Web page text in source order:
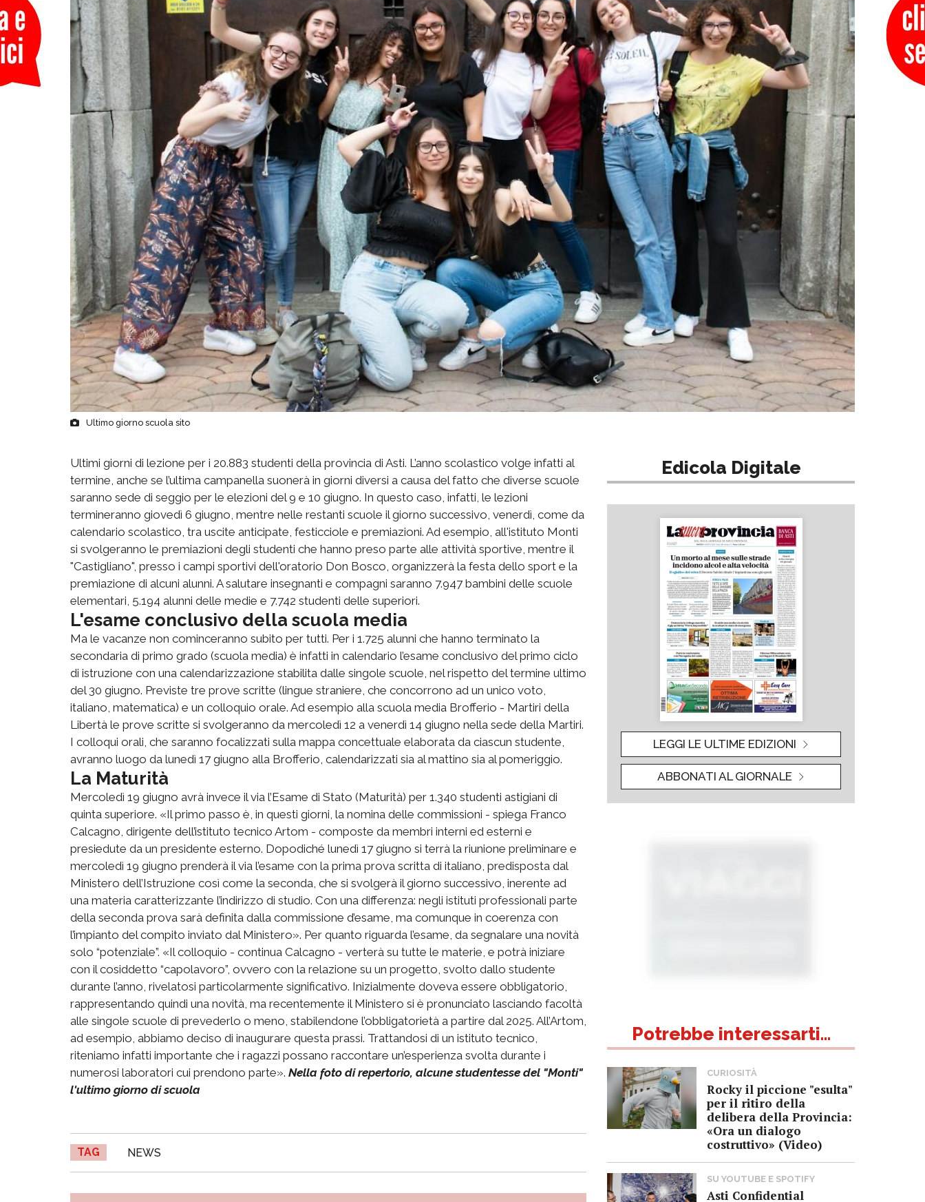
Ultimo giorno scuola sito
Ultimi giorni di lezione per i 20.883 studenti della provincia di Asti. L’anno scolastico volge infatti al
termine, anche se l’ultima campanella suonerà in giorni diversi a causa del fatto che diverse scuole
saranno sede di seggio per le elezioni del 9 e 10 giugno. In questo caso, infatti, le lezioni
termineranno giovedì 6 giugno, mentre nelle restanti scuole il giorno successivo, venerdì, come da
calendario scolastico, tra uscite anticipate, festicciole e premiazioni. Ad esempio, all'istituto Monti
si svolgeranno le premiazioni degli studenti che hanno preso parte alle attività sportive, mentre il
"Castigliano", presso i campi sportivi dell'oratorio Don Bosco, organizzerà la festa dello sport e la
premiazione di alcuni alunni. A salutare insegnanti e compagni saranno 7.947 bambini delle scuole
elementari, 5.194 alunni delle medie e 7.742 studenti delle superiori.
L'esame conclusivo della scuola media
Ma le vacanze non cominceranno subito per tutti. Per i 1.725 alunni che hanno terminato la
secondaria di primo grado (scuola media) è infatti in calendario l’esame conclusivo del primo ciclo
di istruzione con una calendarizzazione stabilita dalle singole scuole, nel rispetto del termine ultimo
del 30 giugno. Previste tre prove scritte (lingue straniere, che concorrono ad un unico voto,
italiano, matematica) e un colloquio orale. Ad esempio alla scuola media Brofferio - Martiri della
Libertà le prove scritte si svolgeranno da mercoledì 12 a venerdì 14 giugno nella sede della Martiri.
I colloqui orali, che saranno focalizzati sulla mappa concettuale elaborata da ciascun studente,
avranno luogo da lunedì 17 giugno alla Brofferio, calendarizzati sia al mattino sia al pomeriggio.
La Maturità
Mercoledì 19 giugno avrà invece il via l’Esame di Stato (Maturità) per 1.340 studenti astigiani di
quinta superiore. «Il primo passo è, in questi giorni, la nomina delle commissioni - spiega Franco
Calcagno, dirigente dell’istituto tecnico Artom - composte da membri interni ed esterni e
presiedute da un presidente esterno. Dopodiché lunedì 17 giugno si terrà la riunione preliminare e
mercoledì 19 giugno prenderà il via l’esame con la prima prova scritta di italiano, predisposta dal
Ministero dell’Istruzione così come la seconda, che si svolgerà il giorno successivo, inerente ad
una materia caratterizzante l’indirizzo di studio. Con una differenza: negli istituti professionali parte
della seconda prova sarà definita dalla commissione d’esame, ma comunque in coerenza con
l’impianto del compito inviato dal Ministero». Per quanto riguarda l’esame, da segnalare una novità
solo “potenziale”. «Il colloquio - continua Calcagno - verterà su tutte le materie, e potrà iniziare
con il cosiddetto “capolavoro”, ovvero con la relazione su un progetto, svolto dallo studente
durante l’anno, rivelatosi particolarmente significativo. Inizialmente doveva essere obbligatorio,
rappresentando quindi una novità, ma recentemente il Ministero si è pronunciato lasciando facoltà
alle singole scuole di prevederlo o meno, stabilendone l’obbligatorietà a partire dal 2025. All’Artom,
ad esempio, abbiamo deciso di inaugurare questa prassi. Trattandosi di un istituto tecnico,
riteniamo infatti importante che i ragazzi possano raccontare un’esperienza svolta durante i
numerosi laboratori cui prendono parte». Nella foto di repertorio, alcune studentesse del "Monti"
l'ultimo giorno di scuola
TAG NEWS
Edicola Digitale
LEGGI LE ULTIME EDIZIONI
ABBONATI AL GIORNALE
Potrebbe interessarti...
CURIOSITÀ
Rocky il piccione "esulta"
per il ritiro della
delibera della Provincia:
«Ora un dialogo
costruttivo» (Video)
SU YOUTUBE E SPOTIFY
Asti Confidential